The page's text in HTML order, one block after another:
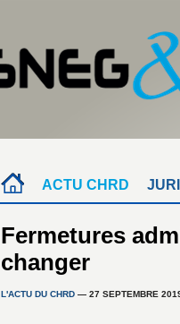
ACTU CHRD
Fermetures
changer
L'ACTU DU CHRD — 27 SEPTEMBRE